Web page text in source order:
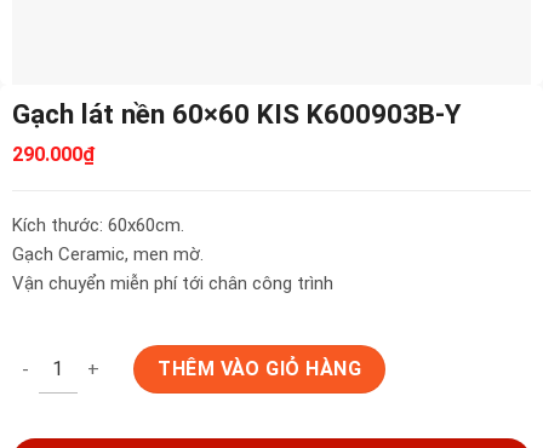
Gạch lát nền 60×60 KIS K600903B-Y
290.000₫
Kích thước: 60x60cm.
Gạch Ceramic, men mờ.
Vận chuyển miễn phí tới chân công trình
Gạch lát nền 60x60 KIS K600903B-Y số lượng
THÊM VÀO GIỎ HÀNG